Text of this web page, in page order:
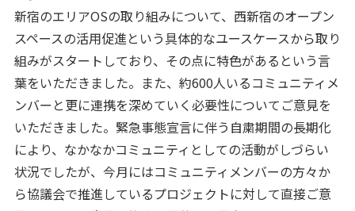
新宿のエリアOSの取り組みについて、西新宿のオープン
スペースの活用促進という具体的なユースケースから取り
組みがスタートしており、その点に特色があるという言
葉をいただきました。また、約600人いるコミュニティメ
ンバーと更に連携を深めていく必要性についてご意見を
いただきました。緊急事態宣言に伴う自粛期間の長期化
により、なかなかコミュニティとしての活動がしづらい
状況でしたが、今月にはコミュニティメンバーの方々か
ら協議会で推進しているプロジェクトに対して直接ご意